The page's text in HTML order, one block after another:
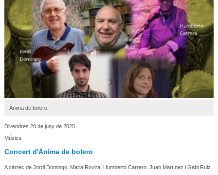
Ànima de bolero.
Divendres 20 de juny de 2025
Música
Concert d'Ànima de bolero
A càrrec de Jordi Domingo, Maria Rovira, Humberto Carrero, Juan Martínez i Gabi Ruiz.